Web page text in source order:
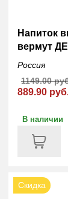
Напиток
вермут
Россия
889.90
1149.00
В наличии
Скидка